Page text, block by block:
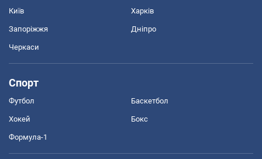
Київ Харків
Запоріжжя Дніпро
Черкаси
Спорт
Футбол Баскетбол
Хокей Бокс
Формула-1